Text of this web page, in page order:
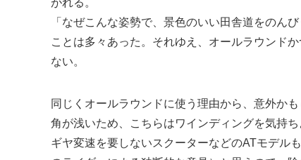
がれる。
「なぜこんな姿勢で、景色のいい田舎道をのん
ことは多々あった。それゆえ、オールラウンド
ない。
同じくオールラウンドに使う理由から、意外か
角が浅いため、こちらはワインディングを気持ち
ギヤ変速を要しないスクーターなどのATモデル